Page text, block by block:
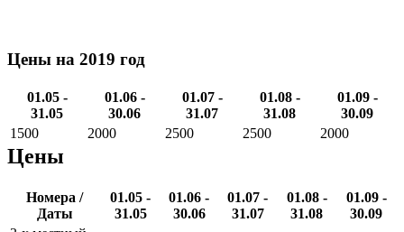
Цены на 2019 год
01.05 -
31.05
01.06 -
30.06
01.07 -
31.07
01.08 -
31.08
01.09 -
30.09
1500
2000 2500 2500 2000
Цены
Номера /
Даты
01.05 -
31.05
01.06 -
30.06
01.07 -
31.07
01.08 -
31.08
01.09 -
30.09